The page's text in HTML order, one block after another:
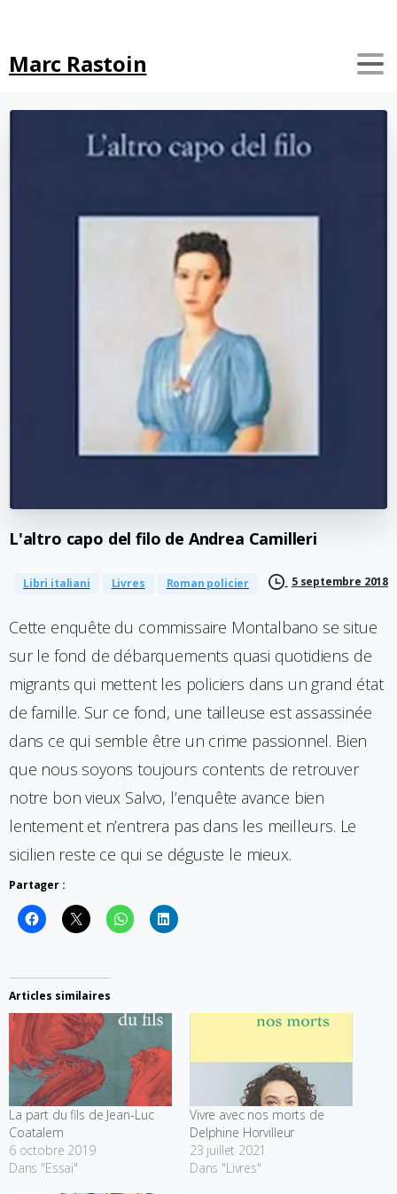
Marc Rastoin
L'altro capo del filo de Andrea Camilleri
Libri italiani Livres Roman policier 5 septembre 2018
Cette enquête du commissaire Montalbano se situe
sur le fond de débarquements quasi quotidiens de
migrants qui mettent les policiers dans un grand état
de famille. Sur ce fond, une tailleuse est assassinée
dans ce qui semble être un crime passionnel. Bien
que nous soyons toujours contents de retrouver
notre bon vieux Salvo, l’enquête avance bien
lentement et n’entrera pas dans les meilleurs. Le
sicilien reste ce qui se déguste le mieux.
Partager :
Articles similaires
La part du fils de Jean-Luc
Coatalem
6 octobre 2019
Dans "Essai"
Vivre avec nos morts de
Delphine Horvilleur
23 juillet 2021
Dans "Livres"